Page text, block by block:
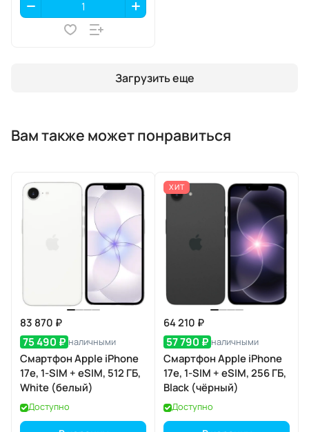
Загрузить еще
Вам также может понравиться
83 870 ₽
75 490 ₽ наличными
Смартфон Apple iPhone
17e, 1-SIM + eSIM, 512 ГБ,
White (белый)
Доступно
ХИТ
64 210 ₽
57 790 ₽ наличными
Смартфон Apple iPhone
17e, 1-SIM + eSIM, 256 ГБ,
Black (чёрный)
Доступно